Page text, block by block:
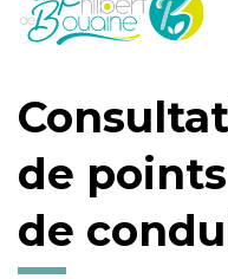
contenu
pied
de
de